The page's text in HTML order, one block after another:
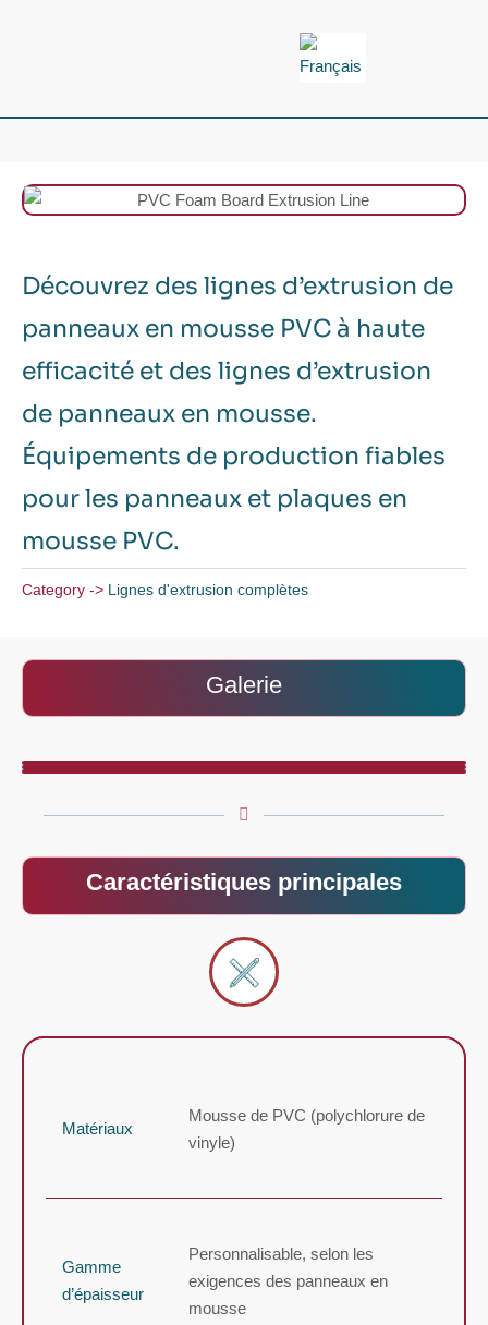
Découvrez des lignes d’extrusion de
panneaux en mousse PVC à haute
efficacité et des lignes d’extrusion
de panneaux en mousse.
Équipements de production fiables
pour les panneaux et plaques en
mousse PVC.
Category -> Lignes d'extrusion complètes
Galerie
Caractéristiques principales
Matériaux
Mousse de PVC (polychlorure de
vinyle)
Gamme
d’épaisseur
Personnalisable, selon les
exigences des panneaux en
mousse